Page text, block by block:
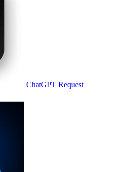
ChatGPT Request